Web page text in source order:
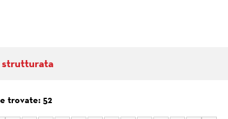
strutturata
trovate: 52